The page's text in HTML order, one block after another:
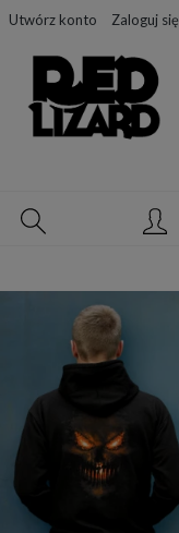
Utwórz konto Zaloguj się